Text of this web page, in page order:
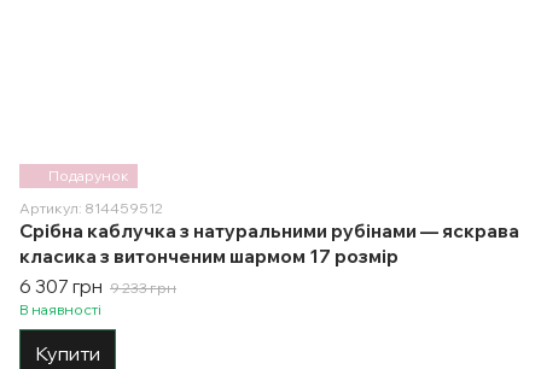
Подарунок
Артикул: 814459512
Срібна каблучка з натуральними рубінами — яскрава
класика з витонченим шармом 17 розмір
6 307 грн 9 233 грн
В наявності
Купити